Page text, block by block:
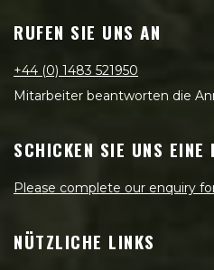
RUFEN SIE UNS AN
+44 (0) 1483 521950
Mitarbeiter beantworten die
SCHICKEN SIE UNS EINE
Please complete our enquiry
NÜTZLICHE LINKS